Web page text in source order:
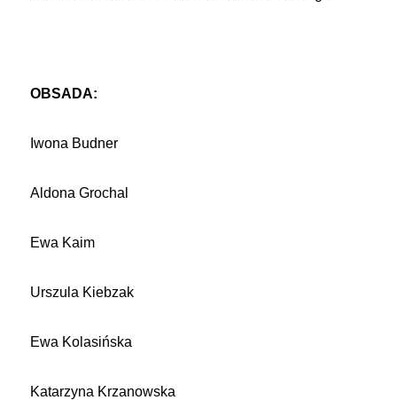
OBSADA:
Iwona Budner
Aldona Grochal
Ewa Kaim
Urszula Kiebzak
Ewa Kolasińska
Katarzyna Krzanowska